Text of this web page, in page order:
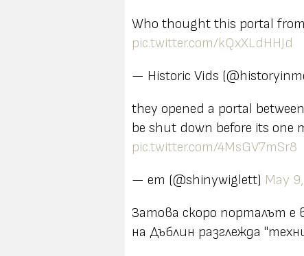
Who thought this portal
pic.twitter.com/kQxXLdHHJd
— Historic Vids
they opened a portal
be shut down before its one
pic.twitter.com/4MsGV7mSr8
— em (@shinywiglett) May
Затова скоро порталът е
на Дъблин разглежда